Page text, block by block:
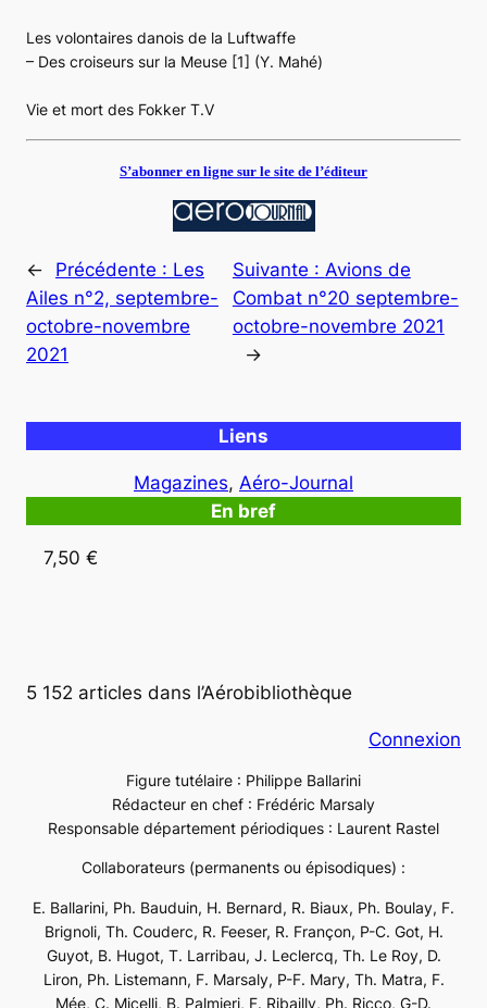
Les volontaires danois de la Luftwaffe
– Des croiseurs sur la Meuse [1] (Y. Mahé)
Vie et mort des Fokker T.V
S’abonner en ligne sur le site de l’éditeur
← Précédente : Les
Ailes n°2, septembre-
octobre-novembre
2021
Suivante : Avions de
Combat n°20 septembre-
octobre-novembre 2021
→
Liens
Magazines, Aéro-Journal
En bref
7,50 €
5 152 articles dans l’Aérobibliothèque
Connexion
Figure tutélaire : Philippe Ballarini
Rédacteur en chef : Frédéric Marsaly
Responsable département périodiques : Laurent Rastel
Collaborateurs (permanents ou épisodiques) :
E. Ballarini, Ph. Bauduin, H. Bernard, R. Biaux, Ph. Boulay, F.
Brignoli, Th. Couderc, R. Feeser, R. Françon, P-C. Got, H.
Guyot, B. Hugot, T. Larribau, J. Leclercq, Th. Le Roy, D.
Liron, Ph. Listemann, F. Marsaly, P-F. Mary, Th. Matra, F.
Mée, C. Micelli, B. Palmieri, F. Ribailly, Ph. Ricco, G-D.